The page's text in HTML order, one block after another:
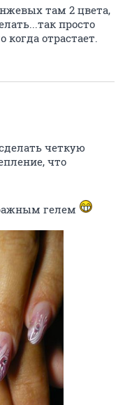
там 2 цвета,
просто
отрастает.
четкую
что
гелем